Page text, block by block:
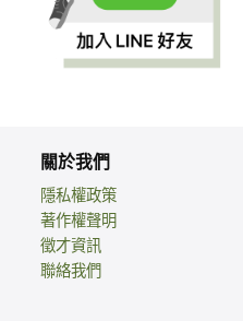
關於我們
隱私權政策
著作權聲明
徵才資訊
聯絡我們